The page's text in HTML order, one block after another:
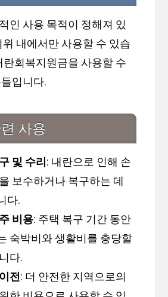
인 사용 목적이 정해져 있
위 내에서만 사용할 수 있습
란회복지원금을 사용할 수
입니다.
사용
및 수리 : 내란으로 인해 손
보수하거나 복구하는 데
다.
비용: 주택 복구 기간 동안
숙박비와 생활비를 충당할
다.
전: 더 안전한 지역으로의